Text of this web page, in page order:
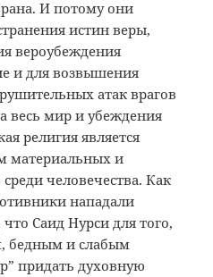
И потому они
истин веры,
вероубеждения
и для возвышения
атак врагов
весь мир и убеждения
религия является
материальных и
человечества. Как
нападали
что Саид Нурси для того,
бедным и слабым
придать духовную